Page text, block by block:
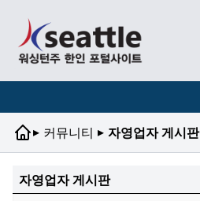
▸ 커뮤니티 ▸ 자영업자 게시판
자영업자 게시판